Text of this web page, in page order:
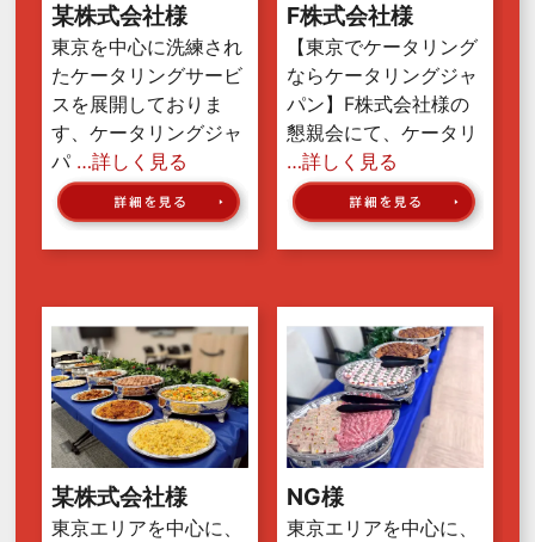
某株式会社様
東京を中心に洗練され
たケータリングサービ
スを展開しておりま
す、ケータリングジャ
パ …詳しく見る
F株式会社様
【東京でケータリング
ならケータリングジャ
パン】F株式会社様の
懇親会にて、ケータリ
…詳しく見る
某株式会社様
東京エリアを中心に、
NG様
東京エリアを中心に、